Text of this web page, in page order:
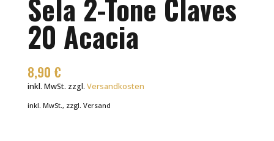
Sela 2-Tone Claves
20 Acacia
8,90 €
inkl. MwSt. zzgl. Versandkosten
inkl. MwSt., zzgl. Versand